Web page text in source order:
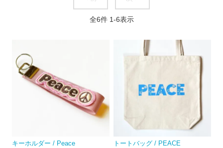
全6件 1-6表示
キーホルダー / Peace
トートバッグ / PEACE